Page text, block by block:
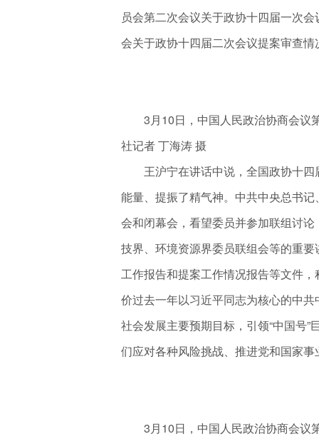
员会第二次会议关于政协十四届一次
会关于政协十四届二次会议提案审查
3月10日，中国人民政治协商会议
社记者 丁海涛 摄
王沪宁在讲话中说，全国政协十四
能量、提振了精气神。中共中央总书
会和闭幕会，看望委员并参加联组讨
技界、环境资源界委员联组会等的重
工作报告和提案工作情况报告等文件
价过去一年以习近平同志为核心的中
社会发展主要预期目标，引领“中国号
们应对各种风险挑战、推进党和国家
3月10日，中国人民政治协商会议